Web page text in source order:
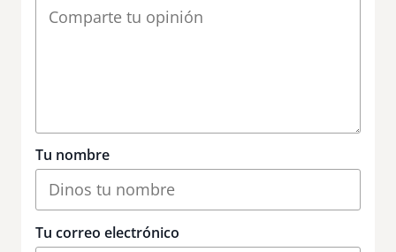
Tu nombre
Tu correo electrónico